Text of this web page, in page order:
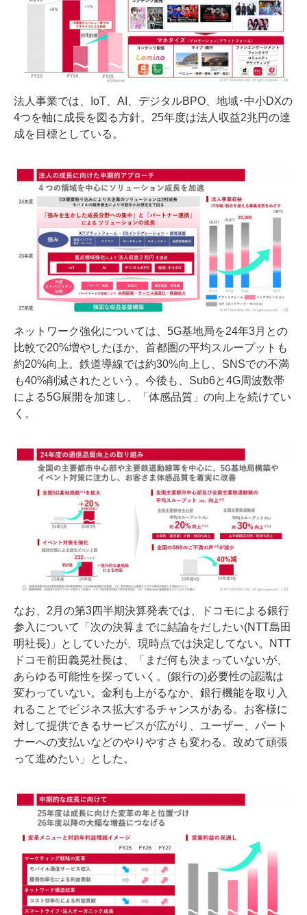
法人事業では、IoT、AI、デジタルBPO、地域･中小DXの
4つを軸に成長を図る方針。25年度は法人収益2兆円の達
成を目標としている。
ネットワーク強化については、5G基地局を24年3月との
比較で20%増やしたほか、首都圏の平均スループットも
約20%向上。鉄道導線では約30%向上し、SNSでの不満
も40%削減されたという。今後も、Sub6と4G周波数帯
による5G展開を加速し、「体感品質」の向上を続けてい
く。
なお、2月の第3四半期決算発表では、ドコモによる銀行
参入について「次の決算までに結論をだしたい(NTT島田
明社長)」としていたが、現時点では決定してない。NTT
ドコモ前田義晃社長は、「まだ何も決まっていないが、
あらゆる可能性を探っていく。(銀行の)必要性の認識は
変わっていない。金利も上がるなか、銀行機能を取り入
れることでビジネス拡大するチャンスがある。お客様に
対して提供できるサービスが広がり、ユーザー、パート
ナーへの支払いなどのやりやすさも変わる。改めて頑張
って進めたい」とした。